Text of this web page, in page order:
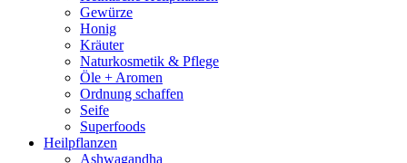
Gewürze
Honig
Kräuter
Naturkosmetik & Pflege
Öle + Aromen
Ordnung schaffen
Seife
Superfoods
Heilpflanzen
Ashwagandha